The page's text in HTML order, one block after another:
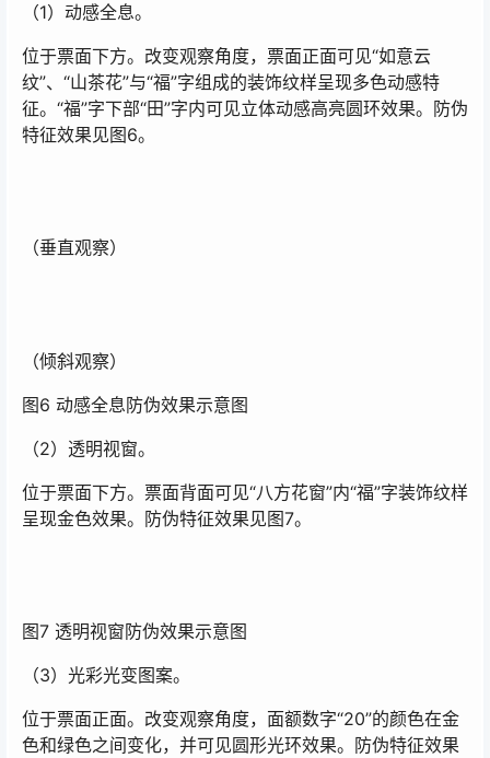
（1）动感全息。
位于票面下方。改变观察角度，票面正面可见“如意云
纹”、“山茶花”与“福”字组成的装饰纹样呈现多色动感特
征。“福”字下部“田”字内可见立体动感高亮圆环效果。防伪
特征效果见图6。
（垂直观察）
（倾斜观察）
图6 动感全息防伪效果示意图
（2）透明视窗。
位于票面下方。票面背面可见“八方花窗”内“福”字装饰纹样
呈现金色效果。防伪特征效果见图7。
图7 透明视窗防伪效果示意图
（3）光彩光变图案。
位于票面正面。改变观察角度，面额数字“20”的颜色在金
色和绿色之间变化，并可见圆形光环效果。防伪特征效果